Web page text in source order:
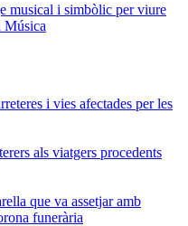
musical i simbòlic per viure
Música
i vies afectades per les
als viatgers procedents
que va assetjar amb
funerària